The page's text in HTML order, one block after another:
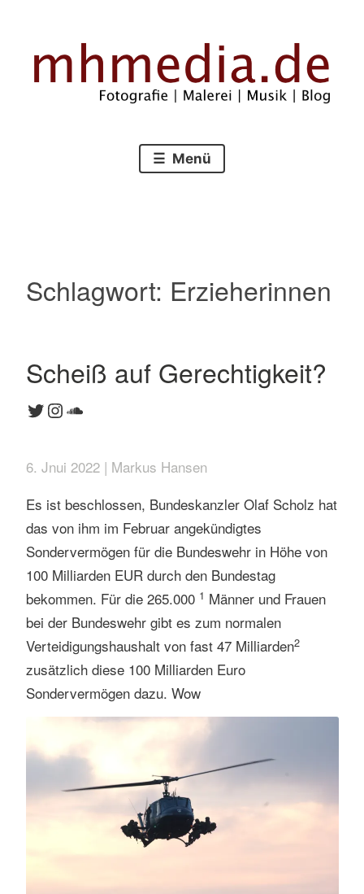
springen
mhmedia.de
Menü
Schlagwort: Erzieherinnen
Scheiß auf Gerechtigkeit?
Twitter
Instagram
SoundCloud
6. Jnui 2022 | Markus Hansen
Es ist beschlossen, Bundeskanzler Olaf Scholz hat
das von ihm im Februar angekündigtes
Sondervermögen für die Bundeswehr in Höhe von
100 Milliarden EUR durch den Bundestag
bekommen. Für die 265.000 1 Männer und Frauen
bei der Bundeswehr gibt es zum normalen
Verteidigungshaushalt von fast 47 Milliarden2
zusätzlich diese 100 Milliarden Euro
Sondervermögen dazu. Wow